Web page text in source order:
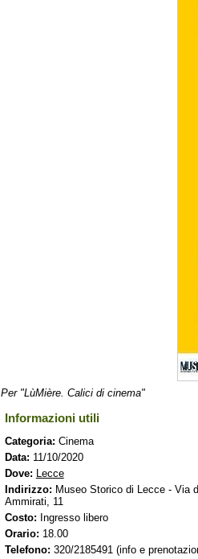
Per "LùMière. Calici di cinema"
Informazioni utili
Categoria: Cinema
Data: 11/10/2020
Dove: Lecce
Indirizzo: Museo Storico di Lecce - Via
Ammirati, 11
Costo: Ingresso libero
Orario: 18.00
Telefono: 320/2185491 (info e